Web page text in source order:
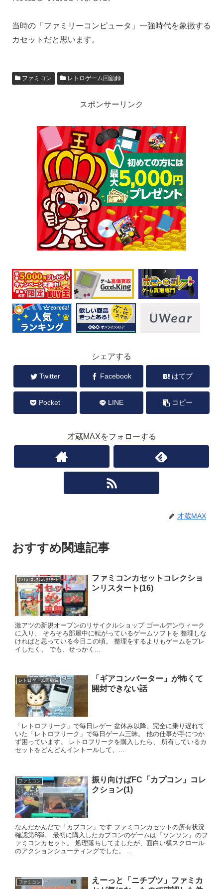
当時の「ファミリーコンピュータ」一強時代を象徴する
カセットだと思います。
ファミコン レトロゲーム回顧録
スポンサーリンク
シェアする
Twitter Facebook はてブ
Pocket LINE コピー
才蔵MAXをフォローする
才蔵MAX
おすすめ関連記事
ﾌｧﾐｶｾｺﾚｸｼｮﾝﾘｽﾀｰﾄ
ファミコンカセットコレクショ
ンリスタート(16)
激アツの新規オープンのリサイクルショップ ゴールデンウィーク
に入り、 そろそろ部屋中に転がっているゲームソフトを 整理しな
ければと思っている今日この頃。 整理をするよりもゲームをプレ
イしたく、 でも、せっかく...
レトロゲーム回顧録
「ギアコンバーター」が怖くて
開封できない話
「レトロフリーク」で毎日レゲー 盆休み以降、完全に乗り遅れて
いた「レトロフリーク」で毎日ゲーム三昧。 他の仕事が手につか
ず困っています。 レトロフリークを購入したら、 所有しているカ
セットをどんどんイントールして、...
ファミコン
振り向けばFC「カプコン」コレ
クション(1)
なんだかんだで「カプコン」です ファミコンカセットの所有状況
確認第8弾。 最初に購入したカプコンのゲームは『ソンソン』のフ
ァミコンカセット。 処理落ちしてましたが、面白い横スクロール
のアクションシューティングでした。 ...
ファミコン
えーっと「ニチブツ」ファミカ